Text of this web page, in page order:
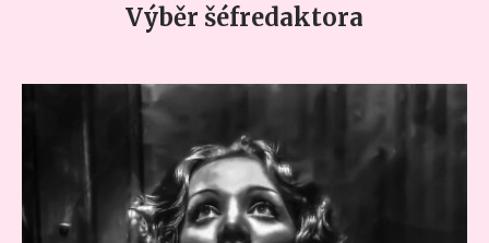
Výběr šéfredaktora